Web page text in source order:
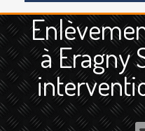
ENLÈVEMENTÉPAVE
Quoi?
Scooteret Moto
Camion
et Poids
à Eragny